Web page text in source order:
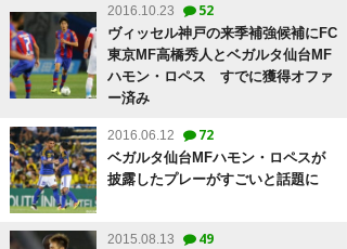
2016.10.23 52
ヴィッセル神戸の来季補強候補にFC
東京MF高橋秀人とベガルタ仙台MF
ハモン・ロペス すでに獲得オファ
ー済み
2016.06.12 72
ベガルタ仙台MFハモン・ロペスが
披露したプレーがすごいと話題に
2015.08.13 49